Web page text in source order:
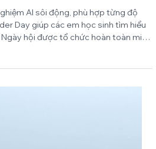
Day: Khám phá
Day giúp các em học sinh tìm hiểu